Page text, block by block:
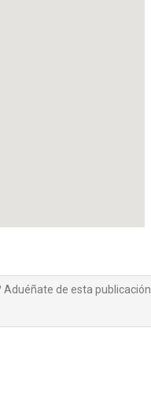
Aduéñate de esta publicación